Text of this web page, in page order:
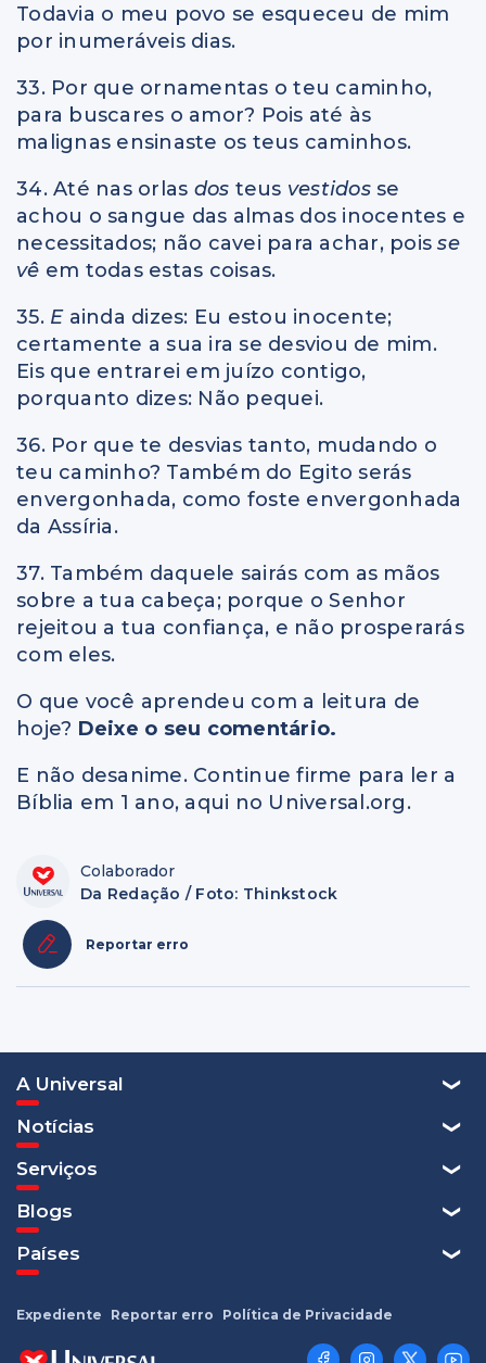
Todavia o meu povo se esqueceu de mim
por inumeráveis dias.
33. Por que ornamentas o teu caminho,
para buscares o amor? Pois até às
malignas ensinaste os teus caminhos.
34. Até nas orlas dos teus vestidos se
achou o sangue das almas dos inocentes e
necessitados; não cavei para achar, poisse
vê em todas estas coisas.
35. E ainda dizes: Eu estou inocente;
certamente a sua ira se desviou de mim.
Eis que entrarei em juízo contigo,
porquanto dizes: Não pequei.
36. Por que te desvias tanto, mudando o
teu caminho? Também do Egito serás
envergonhada, como foste envergonhada
da Assíria.
37. Também daquele sairás com as mãos
sobre a tua cabeça; porque o Senhor
rejeitou a tua confiança, e não prosperarás
com eles.
O que você aprendeu com a leitura de
hoje? Deixe o seu comentário.
E não desanime. Continue firme para ler a
Bíblia em 1 ano, aqui no Universal.org.
Colaborador
Da Redação / Foto: Thinkstock
Reportar erro
A Universal
Notícias
Serviços
Blogs
Países
Expediente Reportar erro Política de Privacidade